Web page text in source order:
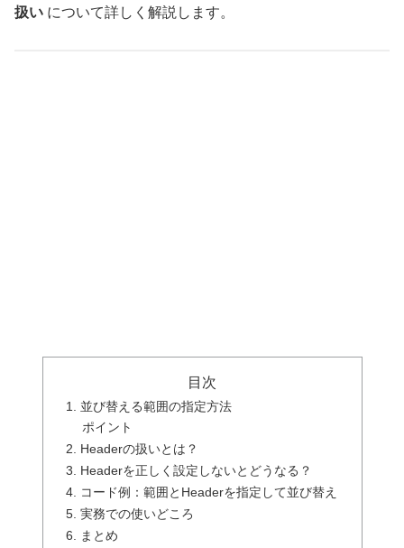
扱い について詳しく解説します。
目次
1. 並び替える範囲の指定方法
ポイント
2. Headerの扱いとは？
3. Headerを正しく設定しないとどうなる？
4. コード例：範囲とHeaderを指定して並び替え
5. 実務での使いどころ
6. まとめ